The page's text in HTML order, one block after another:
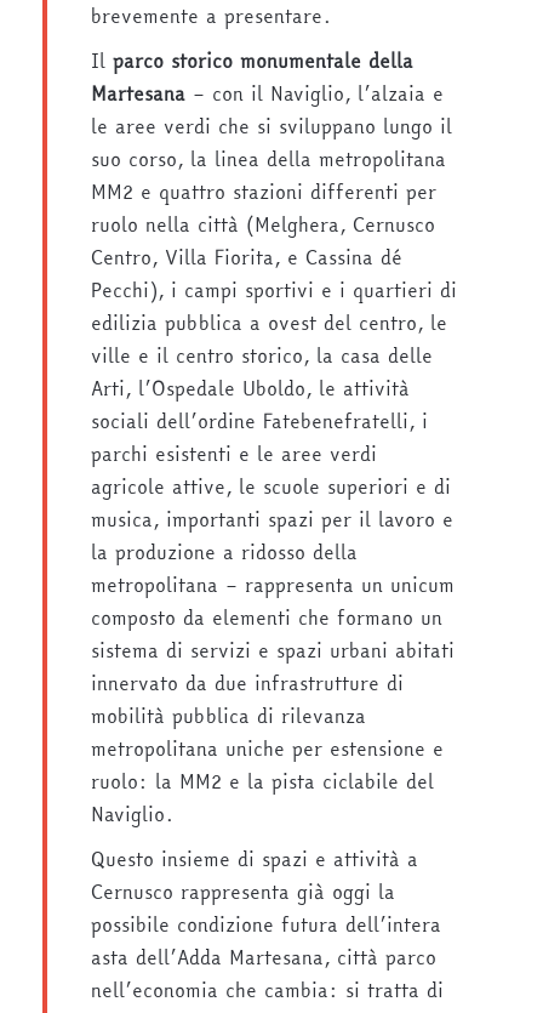
brevemente a presentare.
Il parco storico monumentale della
Martesana – con il Naviglio, l’alzaia e
le aree verdi che si sviluppano lungo il
suo corso, la linea della metropolitana
MM2 e quattro stazioni differenti per
ruolo nella città (Melghera, Cernusco
Centro, Villa Fiorita, e Cassina dé
Pecchi), i campi sportivi e i quartieri di
edilizia pubblica a ovest del centro, le
ville e il centro storico, la casa delle
Arti, l’Ospedale Uboldo, le attività
sociali dell’ordine Fatebenefratelli, i
parchi esistenti e le aree verdi
agricole attive, le scuole superiori e di
musica, importanti spazi per il lavoro e
la produzione a ridosso della
metropolitana – rappresenta un unicum
composto da elementi che formano un
sistema di servizi e spazi urbani abitati
innervato da due infrastrutture di
mobilità pubblica di rilevanza
metropolitana uniche per estensione e
ruolo: la MM2 e la pista ciclabile del
Naviglio.
Questo insieme di spazi e attività a
Cernusco rappresenta già oggi la
possibile condizione futura dell’intera
asta dell’Adda Martesana, città parco
nell’economia che cambia: si tratta di